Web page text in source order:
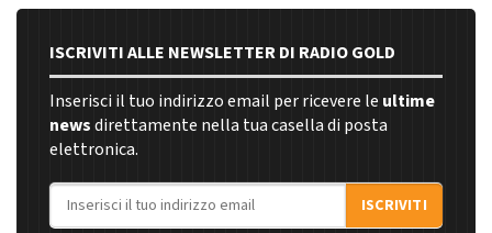
ISCRIVITI ALLE NEWSLETTER DI RADIO GOLD
Inserisci il tuo indirizzo email per ricevere le ultime
newsdirettamente nella tua casella di posta
elettronica.
Indirizzo email
ISCRIVITI